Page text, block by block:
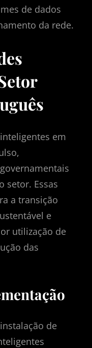
de dados
da rede.
em
setor. Essas
a transição
e
utilização de
das
de